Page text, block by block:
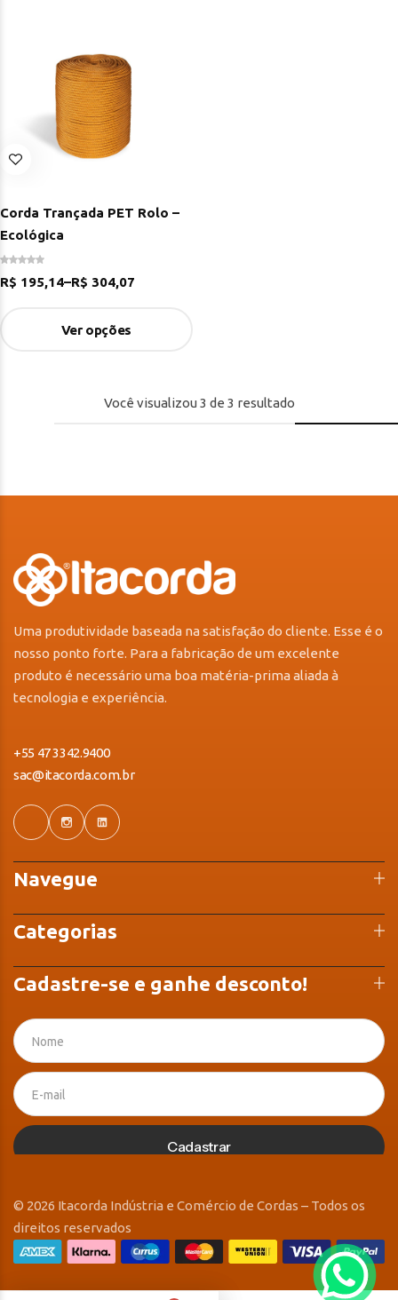
Corda Trançada PET Rolo –
Ecológica
R$ 195,14–R$ 304,07
Ver opções
Você visualizou3 de 3 resultado
Uma produtividade baseada na satisfação do cliente. Esse é o
nosso ponto forte. Para a fabricação de um excelente
produto é necessário uma boa matéria-prima aliada à
tecnologia e experiência.
+55 47 3342.9400
sac@itacorda.com.br
Navegue
Categorias
Cadastre-se e ganhe desconto!
Cadastrar
© 2026 Itacorda Indústria e Comércio de Cordas – Todos os
direitos reservados